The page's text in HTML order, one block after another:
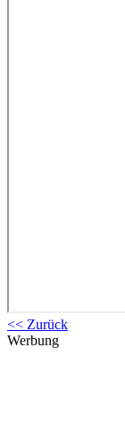
<< Zurück
Werbung